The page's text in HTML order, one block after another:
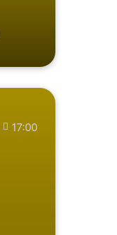
17:00